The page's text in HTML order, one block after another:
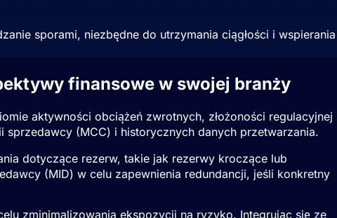
sporami, niezbędne do utrzymania ciągłości i wspierania
finansowe w swojej branży
aktywności obciążeń zwrotnych, złożoności regulacyjnej
(MCC) i historycznych danych przetwarzania.
dotyczące rezerw, takie jak rezerwy kroczące lub
(MID) w celu zapewnienia redundancji, jeśli konkretny
zminimalizowania ekspozycji na ryzyko. Integrując się ze